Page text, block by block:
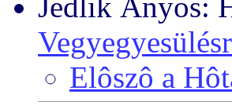
Elôszô a